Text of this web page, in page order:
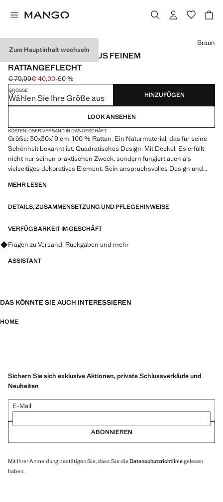
Zum Hauptinhalt wechseln
MITTELGROSSE BOX AUS FEINEM R
ATTANGEFLECHT
Ausgangspreis durchgestrichen [€ 79,99 ]
€ 79,99
Aktueller Preis [€ 40,00 ]
€ 40,00-50 %
Wählen Sie eine Farbe
Braun
GRÖSSE
Wählen Sie Ihre Größe aus HINZUFÜGEN
LOOK ANSEHEN
KOSTENLOSER VERSAND IN DAS GESCHÄFT
Größe: 30x30x19 cm. 100 % Rattan. Ein Naturmaterial, das für seine
Schönheit bekannt ist. Quadratisches Design. Mit Deckel. Es erfüllt
nicht nur seinen praktischen Zweck, sondern fungiert auch als
vielseitiges dekoratives Element. Sein anspruchsvolles Design und
Stück, das jeden Raum aufwerten kann und einen Hauch von Eleganz
geflochten oder gehäkelt. Dieser Prozess, der bis in die Antike
wie Weide, Schilf und Espartogras, um den Boden, die Wände und den
Unvollkommenheiten sind Teil der Schönheit dieser authentischen
Handwerkskunst und machen jedes Stück zu einem Unikat. Produkt
MEHR LESEN
DETAILS, ZUSAMMENSETZUNG UND PFLEGEHINWEISE
VERFÜGBARKEIT IM GESCHÄFT
Fragen zu Versand, Rückgaben und mehr
ASSISTANT
DAS KÖNNTE SIE AUCH INTERESSIEREN
HOME
Sichern Sie sich exklusive Aktionen, private Schlussverkäufe und
Neuheiten
E-Mail
ABONNIEREN
Mit Ihrer Anmeldung bestätigen Sie, dass Sie dieDatenschutzrichtliniegelesen
haben.